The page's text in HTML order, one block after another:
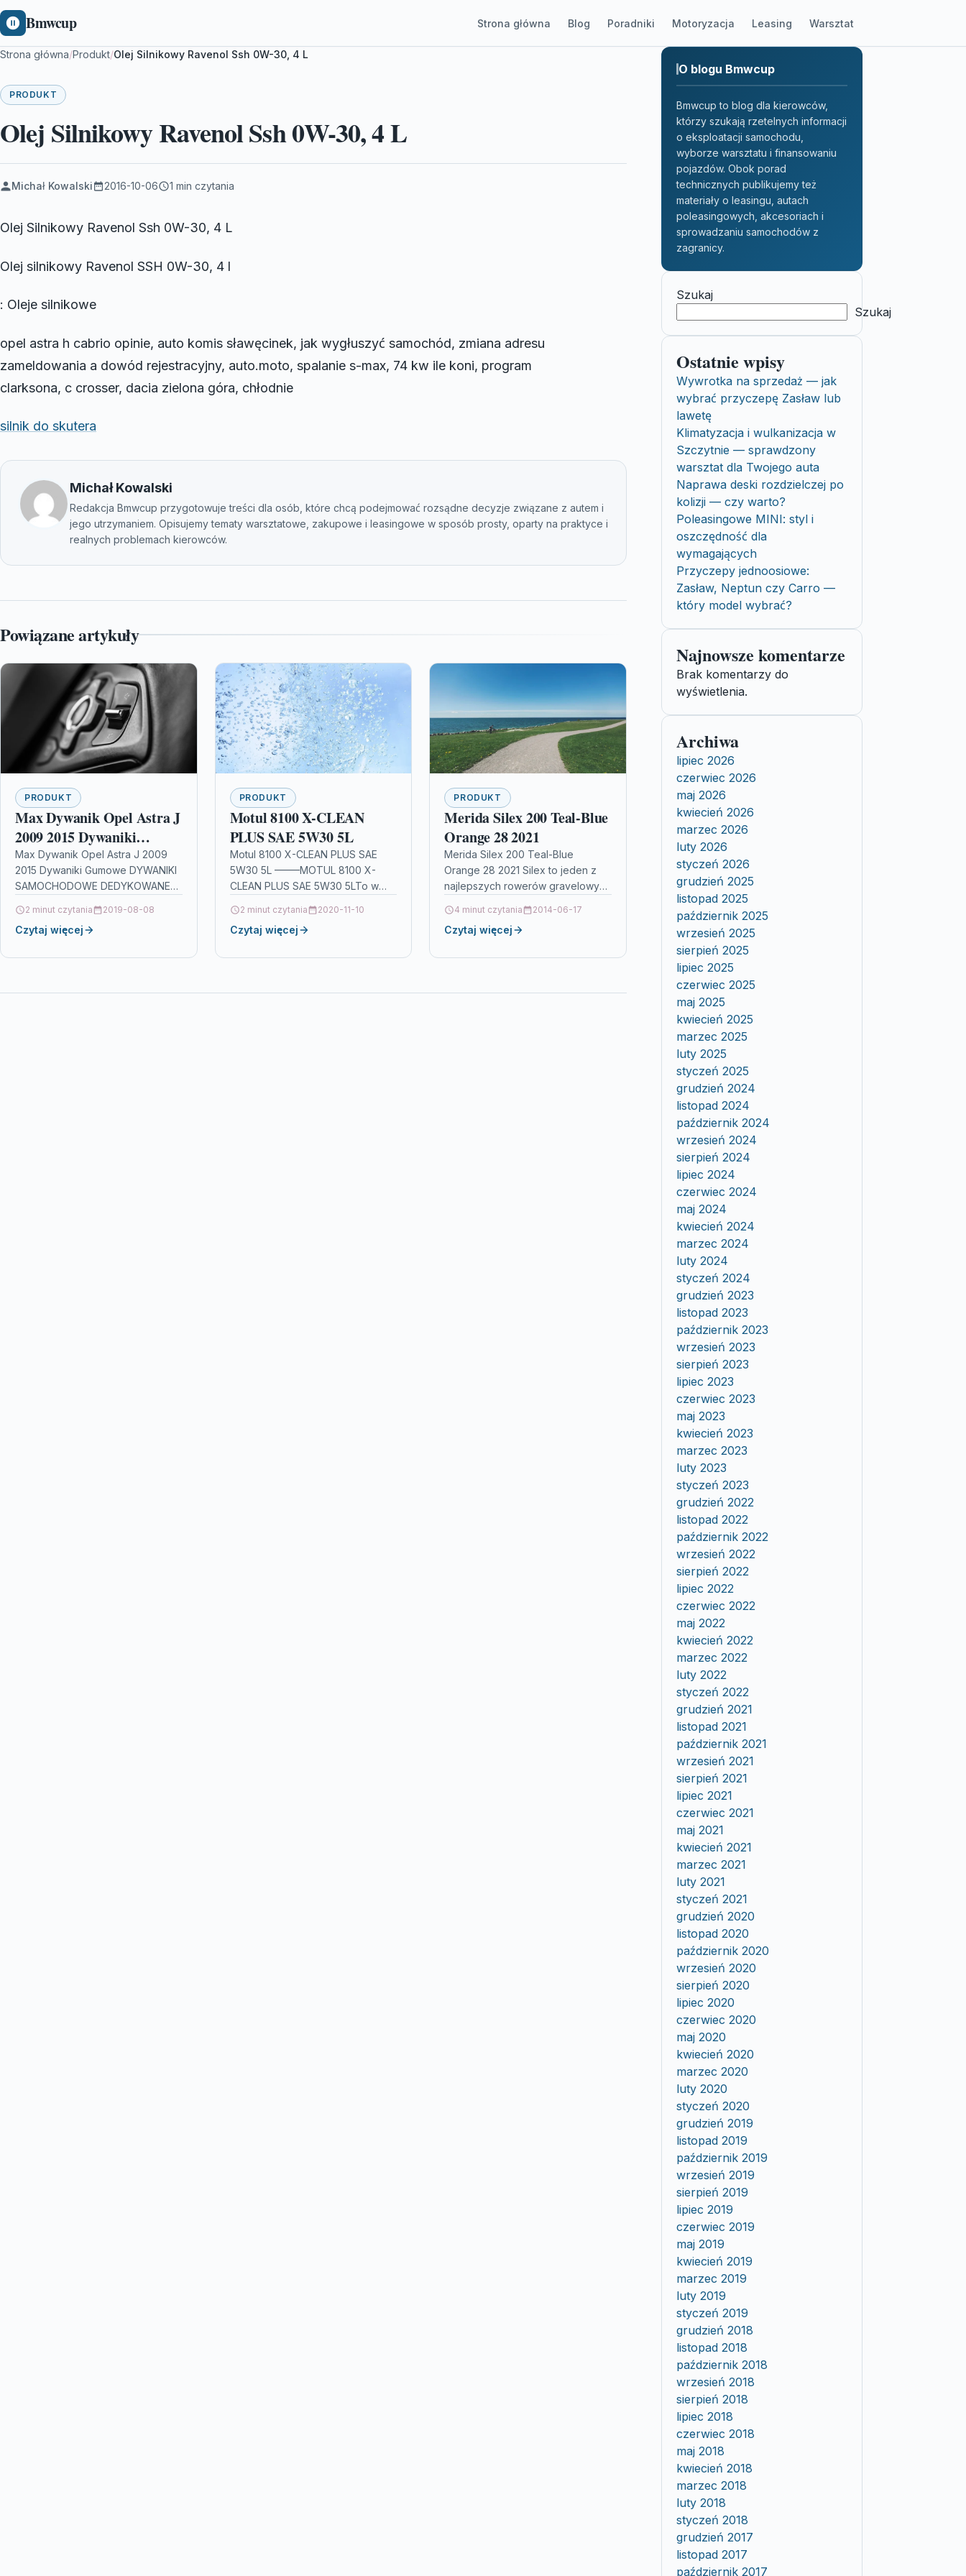
Bmwcup Strona główna Blog Poradniki Motoryzacja Leasing Warsztat
Strona główna/Produkt/Olej Silnikowy Ravenol Ssh 0W-30, 4 L
PRODUKT
Olej Silnikowy Ravenol Ssh 0W-30, 4 L
Michał Kowalski 2016-10-06 1 min czytania
Olej Silnikowy Ravenol Ssh 0W-30, 4 L
Olej silnikowy Ravenol SSH 0W-30, 4 l
: Oleje silnikowe
opel astra h cabrio opinie, auto komis sławęcinek, jak wygłuszyć samochód, zmiana adresu
zameldowania a dowód rejestracyjny, auto.moto, spalanie s-max, 74 kw ile koni, program
clarksona, c crosser, dacia zielona góra, chłodnie
silnik do skutera
Michał Kowalski
Redakcja Bmwcup przygotowuje treści dla osób, które chcą podejmować rozsądne decyzje związane z autem i
jego utrzymaniem. Opisujemy tematy warsztatowe, zakupowe i leasingowe w sposób prosty, oparty na praktyce i
realnych problemach kierowców.
Powiązane artykuły
PRODUKT
Max Dywanik Opel Astra J
2009 2015 Dywaniki
Gumowe
Max Dywanik Opel Astra J 2009
2015 Dywaniki Gumowe DYWANIKI
SAMOCHODOWE DEDYKOWANE
PRODUCENTA MOTOHOBBY??
Gumowe dywaniki Motohobby
2 minut czytania 2019-08-08
Czytaj więcej
PRODUKT
Motul 8100 X-CLEAN
PLUS SAE 5W30 5L
Motul 8100 X-CLEAN PLUS SAE
5W30 5L ——–MOTUL 8100 X-
CLEAN PLUS SAE 5W30 5LTo w
specjalnie opracowany do
najnowszych generacji…
2 minut czytania 2020-11-10
Czytaj więcej
PRODUKT
Merida Silex 200 Teal-Blue
Orange 28 2021
Merida Silex 200 Teal-Blue
Orange 28 2021 Silex to jeden z
najlepszych rowerów gravelowych
niezliczonych nagród, zwyci?zca
wielu testów. Ma geometri?…
4 minut czytania 2014-06-17
Czytaj więcej
O blogu Bmwcup
Bmwcup to blog dla kierowców,
którzy szukają rzetelnych informacji
o eksploatacji samochodu,
wyborze warsztatu i finansowaniu
pojazdów. Obok porad
technicznych publikujemy też
materiały o leasingu, autach
poleasingowych, akcesoriach i
sprowadzaniu samochodów z
zagranicy.
Szukaj
Szukaj
Ostatnie wpisy
Wywrotka na sprzedaż — jak
wybrać przyczepę Zasław lub
lawetę
Klimatyzacja i wulkanizacja w
Szczytnie — sprawdzony
warsztat dla Twojego auta
Naprawa deski rozdzielczej po
kolizji — czy warto?
Poleasingowe MINI: styl i
oszczędność dla
wymagających
Przyczepy jednoosiowe:
Zasław, Neptun czy Carro —
który model wybrać?
Najnowsze komentarze
Brak komentarzy do
wyświetlenia.
Archiwa
lipiec 2026
czerwiec 2026
maj 2026
kwiecień 2026
marzec 2026
luty 2026
styczeń 2026
grudzień 2025
listopad 2025
październik 2025
wrzesień 2025
sierpień 2025
lipiec 2025
czerwiec 2025
maj 2025
kwiecień 2025
marzec 2025
luty 2025
styczeń 2025
grudzień 2024
listopad 2024
październik 2024
wrzesień 2024
sierpień 2024
lipiec 2024
czerwiec 2024
maj 2024
kwiecień 2024
marzec 2024
luty 2024
styczeń 2024
grudzień 2023
listopad 2023
październik 2023
wrzesień 2023
sierpień 2023
lipiec 2023
czerwiec 2023
maj 2023
kwiecień 2023
marzec 2023
luty 2023
styczeń 2023
grudzień 2022
listopad 2022
październik 2022
wrzesień 2022
sierpień 2022
lipiec 2022
czerwiec 2022
maj 2022
kwiecień 2022
marzec 2022
luty 2022
styczeń 2022
grudzień 2021
listopad 2021
październik 2021
wrzesień 2021
sierpień 2021
lipiec 2021
czerwiec 2021
maj 2021
kwiecień 2021
marzec 2021
luty 2021
styczeń 2021
grudzień 2020
listopad 2020
październik 2020
wrzesień 2020
sierpień 2020
lipiec 2020
czerwiec 2020
maj 2020
kwiecień 2020
marzec 2020
luty 2020
styczeń 2020
grudzień 2019
listopad 2019
październik 2019
wrzesień 2019
sierpień 2019
lipiec 2019
czerwiec 2019
maj 2019
kwiecień 2019
marzec 2019
luty 2019
styczeń 2019
grudzień 2018
listopad 2018
październik 2018
wrzesień 2018
sierpień 2018
lipiec 2018
czerwiec 2018
maj 2018
kwiecień 2018
marzec 2018
luty 2018
styczeń 2018
grudzień 2017
listopad 2017
październik 2017